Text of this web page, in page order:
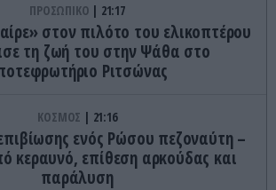
ΠΡΟΣΩΠΙΚΟ 21:17
στον πιλότο του ελικοπτέρου
τη ζωή του στην Ψάθα στο
Ριτσώνας
ΚΟΣΜΟΣ 21:16
ενός Ρώσου πεζοναύτη –
κεραυνό, επίθεση αρκούδας και
παράλυση